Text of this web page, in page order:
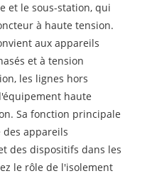
et le sous-station, qui
à haute tension.
aux appareils
et à tension
les lignes hors
haute
Sa fonction principale
appareils
des dispositifs dans les
le rôle de l'isolement